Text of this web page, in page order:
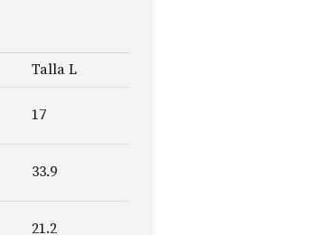
Talla L
17
33.9
21.2